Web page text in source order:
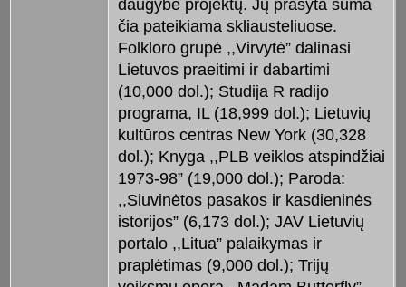
daugybė projektų. Jų prašyta suma
čia pateikiama skliausteliuose.
Folkloro grupė ,,Virvytė” dalinasi
Lietuvos praeitimi ir dabartimi
(10,000 dol.); Studija R radijo
programa, IL (18,999 dol.); Lietuvių
kultūros centras New York (30,328
dol.); Knyga ,,PLB veiklos atspindžiai
1973-98” (19,000 dol.); Paroda:
,,Siuvinėtos pasakos ir kasdieninės
istorijos” (6,173 dol.); JAV Lietuvių
portalo ,,Litua” palaikymas ir
praplėtimas (9,000 dol.); Trijų